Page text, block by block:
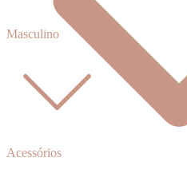
Masculino
Acessórios